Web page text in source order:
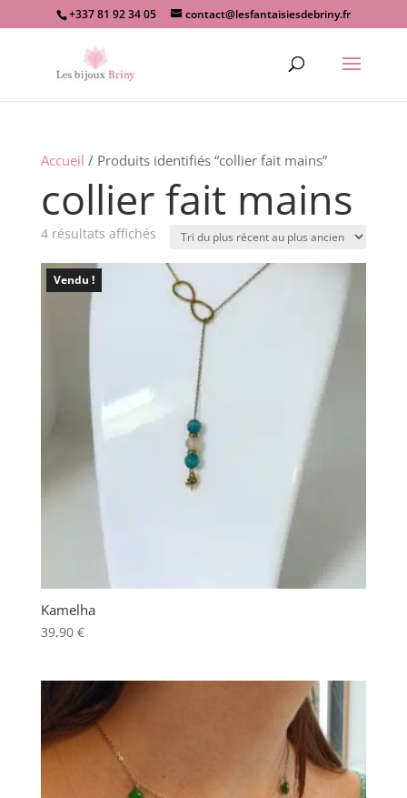
+337 81 92 34 05 contact@lesfantaisiesdebriny.fr
Accueil / Produits identifiés “collier fait mains”
collier fait mains
4 résultats affichésTrié
plus
récent
Vendu !
Kamelha
39,90 €